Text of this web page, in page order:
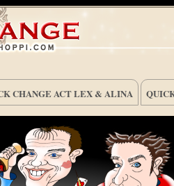
CHANGE ACT LEX & ALINA